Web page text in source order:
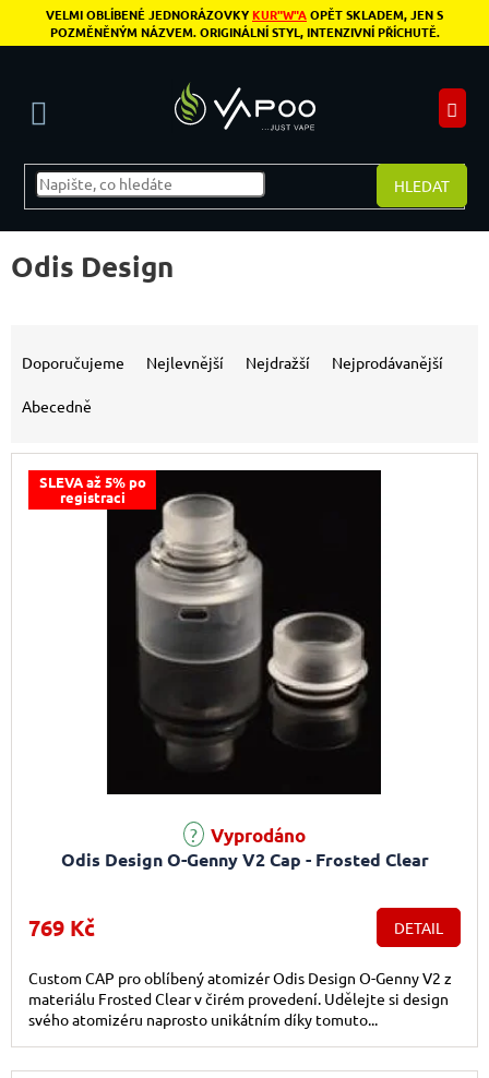
Přejít na obsah
VELMI OBLÍBENÉ JEDNORÁZOVKYKUR"W"AOPĚT SKLADEM, JEN S
POZMĚNĚNÝM NÁZVEM. ORIGINÁLNÍ STYL, INTENZIVNÍ PŘÍCHUTĚ.
HLEDAT
Odis Design
Doporučujeme Nejlevnější Nejdražší Nejprodávanější
Abecedně
Výpis produktů
SLEVA až 5% po
registraci
Odis Design O-Genny V2 Cap - Frosted Clear
Vyprodáno
769 Kč DETAIL
Custom CAP pro oblíbený atomizér Odis Design O-Genny V2 z
materiálu Frosted Clear v čirém provedení. Udělejte si design
svého atomizéru naprosto unikátním díky tomuto...